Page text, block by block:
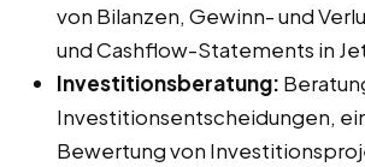
von Bilanzen, Gewinn- und
und Cashflow-Statements in
Investitionsberatung:
Investitionsentscheidungen,
Bewertung von